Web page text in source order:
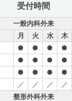
受付時間
一般内科外来
月 火 水 木
● ● ● ●
● ● ● ●
● ● ● ●
／ ／ ／ ／
整形外科外来